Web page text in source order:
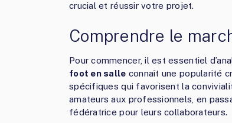
crucial et réussir votre projet.
Comprendre le
Pour commencer, il est essentiel
foot en salle connaît une popularité
spécifiques qui favorisent la
amateurs aux professionnels, en
fédératrice pour leurs collaborateurs.